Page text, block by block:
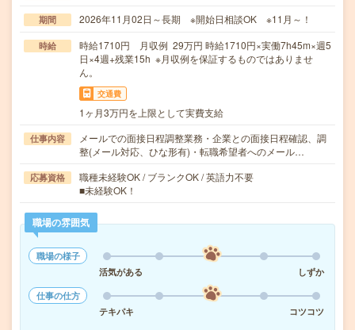
期間 2026年11月02日～長期 ※開始日相談OK ※11月～！
時給
時給1710円 月収例 29万円 時給1710円×実働7h45m×週5
日×4週+残業15h ※月収例を保証するものではありませ
ん。
交通費
1ヶ月3万円を上限として実費支給
仕事内容
メールでの面接日程調整業務・企業との面接日程確認、調
整(メール対応、ひな形有)・転職希望者へのメール…
応募資格
職種未経験OK / ブランクOK / 英語力不要
■未経験OK！
職場の雰囲気
職場の様子
活気がある
しずか
仕事の仕方
テキパキ
コツコツ